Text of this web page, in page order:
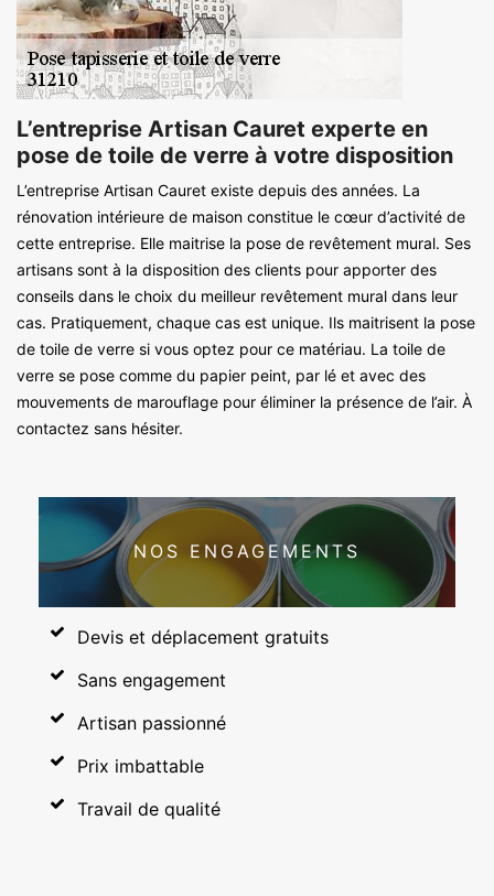
L’entreprise Artisan Cauret experte en
pose de toile de verre à votre disposition
L’entreprise Artisan Cauret existe depuis des années. La
rénovation intérieure de maison constitue le cœur d’activité de
cette entreprise. Elle maitrise la pose de revêtement mural. Ses
artisans sont à la disposition des clients pour apporter des
conseils dans le choix du meilleur revêtement mural dans leur
cas. Pratiquement, chaque cas est unique. Ils maitrisent la pose
de toile de verre si vous optez pour ce matériau. La toile de
verre se pose comme du papier peint, par lé et avec des
mouvements de marouflage pour éliminer la présence de l’air. À
contactez sans hésiter.
NOS ENGAGEMENTS
Devis et déplacement gratuits
Sans engagement
Artisan passionné
Prix imbattable
Travail de qualité